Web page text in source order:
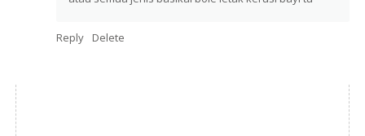
Reply Delete